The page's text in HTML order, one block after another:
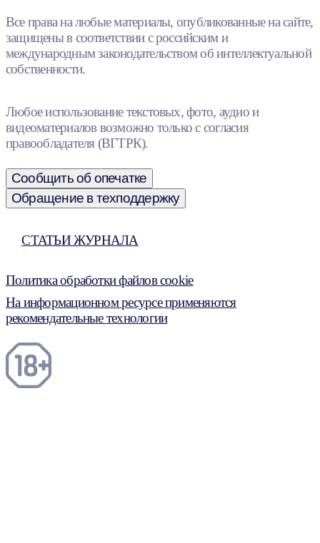
Все права на любые материалы, опубликованные на сайте,
защищены в соответствии с российским и
международным законодательством об интеллектуальной
собственности.
Любое использование текстовых, фото, аудио и
видеоматериалов возможно только с согласия
правообладателя (ВГТРК).
Сообщить об опечатке
Обращение в техподдержку
СТАТЬИ ЖУРНАЛА
Политика обработки файлов cookie
На информационном ресурсе применяются
рекомендательные технологии